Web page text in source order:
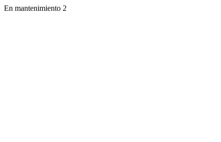
En mantenimiento 2